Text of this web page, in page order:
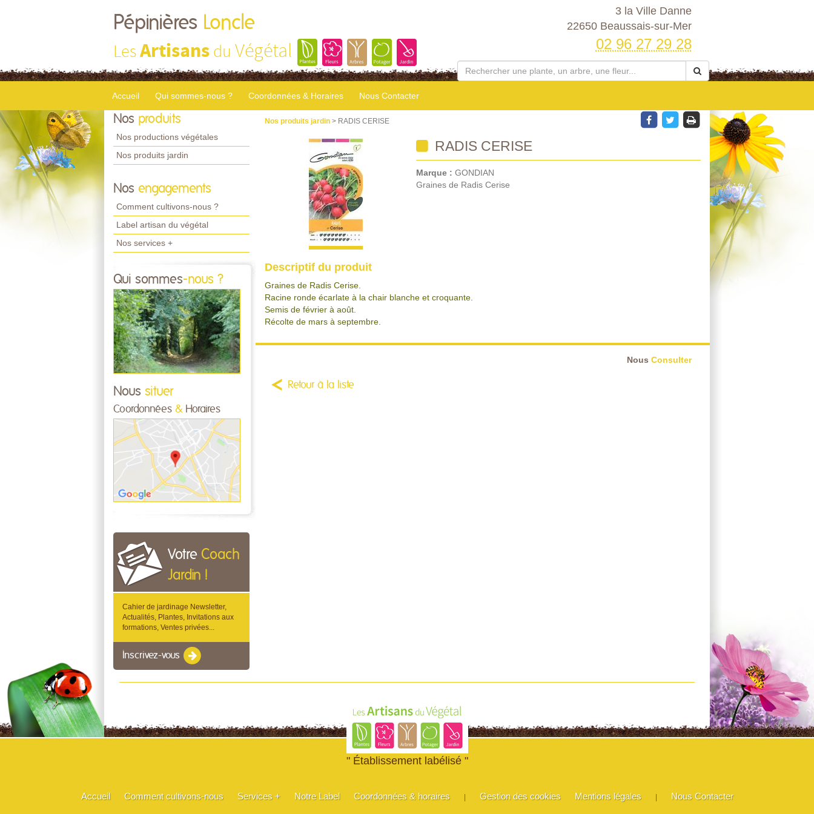
Pépinières Loncle
LesArtisans du Végétal
3 la Ville Danne
22650 Beaussais-sur-Mer
02 96 27 29 28
Accueil Qui sommes-nous ? Coordonnées & Horaires Nous Contacter
Nos produits
Nos productions végétales
Nos produits jardin
Nos engagements
Comment cultivons-nous ?
Label artisan du végétal
Nos services +
Qui sommes-nous ?
Nous situer
Coordonnées & Horaires
Votre Coach
Jardin !
Cahier de jardinage Newsletter,
Actualités, Plantes, Invitations aux
formations, Ventes privées...
Inscrivez-vous
Nos produits jardin > RADIS CERISE
RADIS CERISE
Marque : GONDIAN
Graines de Radis Cerise
Descriptif du produit
Graines de Radis Cerise.
Racine ronde écarlate à la chair blanche et croquante.
Semis de février à août.
Récolte de mars à septembre.
Nous Consulter
Retour à la liste
" Établissement labélisé "
Accueil Comment cultivons-nous Services + Notre Label Coordonnées & horaires | Gestion des cookies Mentions légales | Nous Contacter